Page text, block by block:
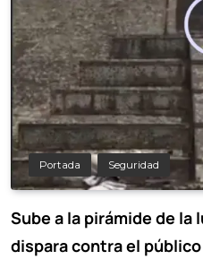
Portada Seguridad
Sube a la pirámide de la
dispara contra el público